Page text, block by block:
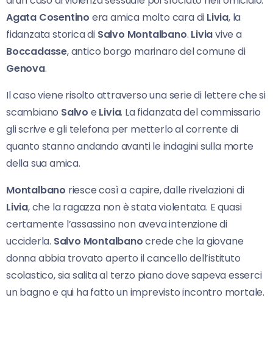
Agata Cosentino era amica molto cara di Livia, la
fidanzata storica di Salvo Montalbano. Liviavive a
Boccadasse, antico borgo marinaro del comune di
Genova.
Il caso viene risolto attraverso una serie di lettere che si
scambiano Salvo e Livia. La fidanzata del commissario
gli scrive e gli telefona per metterlo al corrente di
quanto stanno andando avanti le indagini sulla morte
della sua amica.
Montalbano riesce così a capire, dalle rivelazioni di
Livia, che la ragazza non è stata violentata. E quasi
certamente l’assassino non aveva intenzione di
ucciderla. Salvo Montalbanocrede che la giovane
donna abbia trovato aperto il cancello dell’istituto
scolastico, sia salita al terzo piano dove sapeva esserci
un bagno e qui ha fatto un imprevisto incontro mortale.